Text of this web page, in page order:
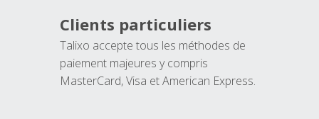
Clients particuliers
Talixo accepte tous les méthodes de
paiement majeures y compris
MasterCard, Visa et American Express.